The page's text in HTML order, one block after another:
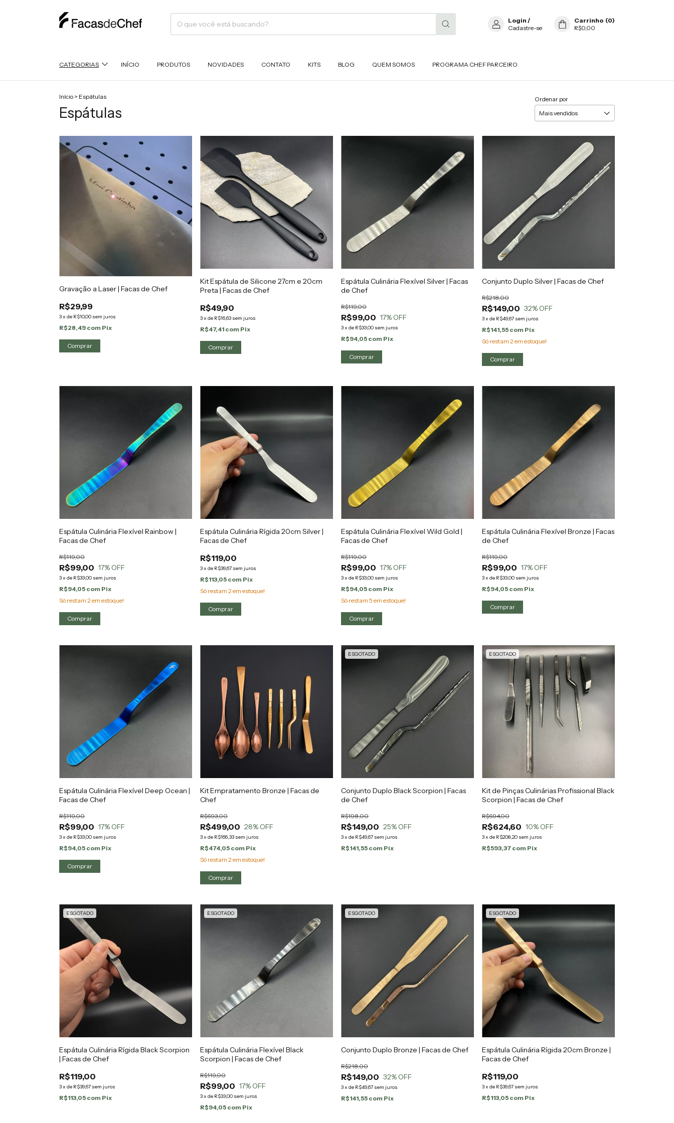
Login /
Cadastre-se
Carrinho (0)
R$0,00
CATEGORIAS INÍCIO PRODUTOS NOVIDADES CONTATO KITS BLOG QUEM SOMOS PROGRAMA CHEF PARCEIRO
Início > Espátulas
Espátulas
Ordenar por
Gravação a Laser | Facas de Chef
R$29,99
3x de R$10,00 sem juros
R$28,49 com Pix
Kit Espátula de Silicone 27cm e 20cm
Preta | Facas de Chef
R$49,90
3x de R$16,63 sem juros
R$47,41 com Pix
Espátula Culinária Flexível Silver | Facas
de Chef
R$99,00
R$119,00
17% OFF
3x de R$33,00 sem juros
R$94,05 com Pix
Conjunto Duplo Silver | Facas de Chef
R$149,00
R$218,00
32% OFF
3x de R$49,67 sem juros
R$141,55 com Pix
Só restam 2em estoque!
Espátula Culinária Flexível Rainbow |
Facas de Chef
R$99,00
R$119,00
17% OFF
3x de R$33,00 sem juros
R$94,05 com Pix
Só restam 2em estoque!
Espátula Culinária Rígida 20cm Silver |
Facas de Chef
R$119,00
3x de R$39,67 sem juros
R$113,05 com Pix
Só restam 2em estoque!
Espátula Culinária Flexível Wild Gold |
Facas de Chef
R$99,00
R$119,00
17% OFF
3x de R$33,00 sem juros
R$94,05 com Pix
Só restam 5 em estoque!
Espátula Culinária Flexível Bronze | Facas
de Chef
R$99,00
R$119,00
17% OFF
3x de R$33,00 sem juros
R$94,05 com Pix
Espátula Culinária Flexível Deep Ocean |
Facas de Chef
R$99,00
R$119,00
17% OFF
3x de R$33,00 sem juros
R$94,05 com Pix
Kit Empratamento Bronze | Facas de
Chef
R$499,00
R$693,00
28% OFF
3x de R$166,33 sem juros
R$474,05 com Pix
Só restam 2em estoque!
ESGOTADO
Conjunto Duplo Black Scorpion | Facas
de Chef
R$149,00
R$198,00
25% OFF
3x de R$49,67 sem juros
R$141,55 com Pix
ESGOTADO
Kit de Pinças Culinárias Profissional Black
Scorpion | Facas de Chef
R$624,60
R$694,00
10% OFF
3x de R$208,20 sem juros
R$593,37 com Pix
ESGOTADO
Espátula Culinária Rígida Black Scorpion
| Facas de Chef
R$119,00
3x de R$39,67 sem juros
R$113,05 com Pix
ESGOTADO
Espátula Culinária Flexível Black
Scorpion | Facas de Chef
R$99,00
R$119,00
17% OFF
3x de R$33,00 sem juros
R$94,05 com Pix
ESGOTADO
Conjunto Duplo Bronze | Facas de Chef
R$149,00
R$218,00
32% OFF
3x de R$49,67 sem juros
R$141,55 com Pix
ESGOTADO
Espátula Culinária Rígida 20cm Bronze |
Facas de Chef
R$119,00
3x de R$39,67 sem juros
R$113,05 com Pix